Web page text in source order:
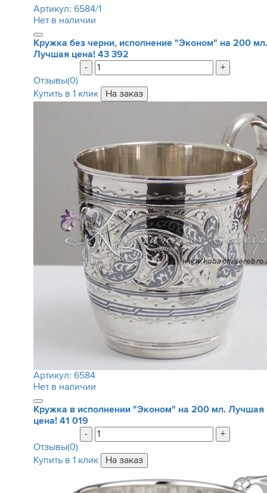
Артикул: 6584/1
Нет в наличии
Кружка без черни, исполнение "Эконом" на 200 мл.
Лучшая цена! 43 392
-
+
Отзывы(0)
Купить в 1 клик
Артикул: 6584
Нет в наличии
Кружка в исполнении "Эконом" на 200 мл. Лучшая
цена! 41 019
-
+
Отзывы(0)
Купить в 1 клик